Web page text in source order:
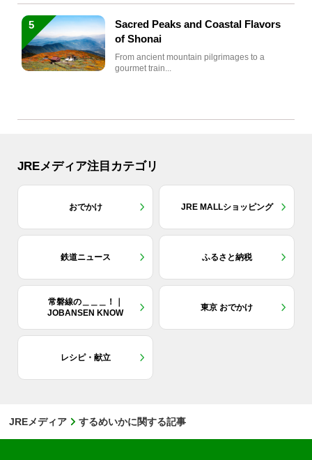
5
Sacred Peaks and Coastal Flavors
of Shonai
From ancient mountain pilgrimages to a
gourmet train...
JREメディア注目カテゴリ
おでかけ JRE MALLショッピング
鉄道ニュース ふるさと納税
常磐線の＿＿＿！｜
JOBANSEN KNOW
東京 おでかけ
レシピ・献立
JREメディア するめいかに関する記事